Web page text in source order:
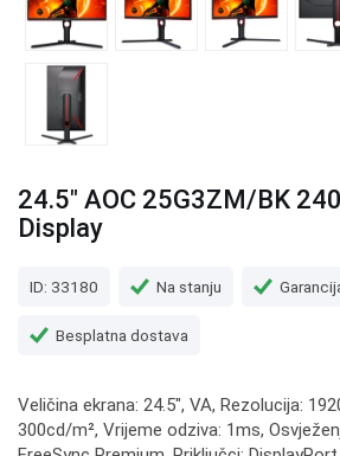
24.5" AOC 25G3ZM/BK
Display
ID: 33180 Na stanju
Besplatna dostava
Veličina ekrana: 24.5", VA, Rezolucija:
300cd/m², Vrijeme odziva: 1ms,